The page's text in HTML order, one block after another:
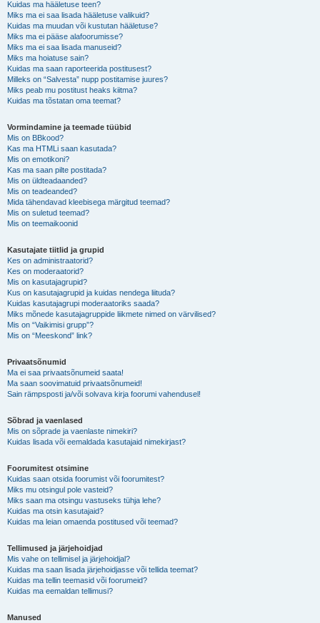
Kuidas ma hääletuse teen?
Miks ma ei saa lisada hääletuse valikuid?
Kuidas ma muudan või kustutan hääletuse?
Miks ma ei pääse alafoorumisse?
Miks ma ei saa lisada manuseid?
Miks ma hoiatuse sain?
Kuidas ma saan raporteerida postitusest?
Milleks on “Salvesta” nupp postitamise juures?
Miks peab mu postitust heaks kiitma?
Kuidas ma tõstatan oma teemat?
Vormindamine ja teemade tüübid
Mis on BBkood?
Kas ma HTMLi saan kasutada?
Mis on emotikoni?
Kas ma saan pilte postitada?
Mis on üldteadaanded?
Mis on teadeanded?
Mida tähendavad kleebisega märgitud teemad?
Mis on suletud teemad?
Mis on teemaikoonid
Kasutajate tiitlid ja grupid
Kes on administraatorid?
Kes on moderaatorid?
Mis on kasutajagrupid?
Kus on kasutajagrupid ja kuidas nendega liituda?
Kuidas kasutajagrupi moderaatoriks saada?
Miks mõnede kasutajagruppide liikmete nimed on värvilised?
Mis on “Vaikimisi grupp”?
Mis on “Meeskond” link?
Privaatsõnumid
Ma ei saa privaatsõnumeid saata!
Ma saan soovimatuid privaatsõnumeid!
Sain rämpsposti ja/või solvava kirja foorumi vahendusel!
Sõbrad ja vaenlased
Mis on sõprade ja vaenlaste nimekiri?
Kuidas lisada või eemaldada kasutajaid nimekirjast?
Foorumitest otsimine
Kuidas saan otsida foorumist või foorumitest?
Miks mu otsingul pole vasteid?
Miks saan ma otsingu vastuseks tühja lehe?
Kuidas ma otsin kasutajaid?
Kuidas ma leian omaenda postitused või teemad?
Tellimused ja järjehoidjad
Mis vahe on tellimisel ja järjehoidjal?
Kuidas ma saan lisada järjehoidjasse või tellida teemat?
Kuidas ma tellin teemasid või foorumeid?
Kuidas ma eemaldan tellimusi?
Manused